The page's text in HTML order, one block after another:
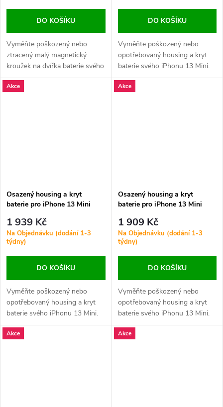
DO KOŠÍKU
Vyměňte poškozený nebo
ztracený malý magnetický
kroužek na dvířka baterie svého
iPhonu 13 Mini. Zajistěte
správnou funkčnost
DO KOŠÍKU
Vyměňte poškozený nebo
opotřebovaný housing a kryt
baterie svého iPhonu 13 Mini.
Tento kompletně osazený zadní
kryt zahrnuje všechny potřebné
Akce
Osazený housing a kryt
baterie pro iPhone 13 Mini
1 939 Kč
Na Objednávku (dodání 1-3
týdny)
DO KOŠÍKU
Vyměňte poškozený nebo
opotřebovaný housing a kryt
baterie svého iPhonu 13 Mini.
Tento kompletně osazený zadní
kryt zahrnuje všechny potřebné
Akce
Osazený housing a kryt
baterie pro iPhone 13 Mini
1 909 Kč
Na Objednávku (dodání 1-3
týdny)
DO KOŠÍKU
Vyměňte poškozený nebo
opotřebovaný housing a kryt
baterie svého iPhonu 13 Mini.
Tento kompletně osazený zadní
kryt zahrnuje všechny potřebné
Akce Akce